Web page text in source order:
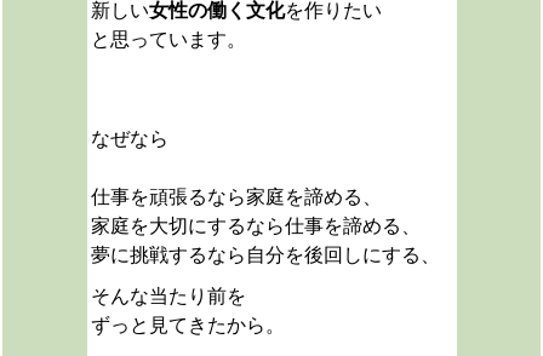
新しい女性の働く文化を作りたい
と思っています。
なぜなら
仕事を頑張るなら家庭を諦める、
家庭を大切にするなら仕事を諦める、
夢に挑戦するなら自分を後回しにする、
そんな当たり前を
ずっと見てきたから。